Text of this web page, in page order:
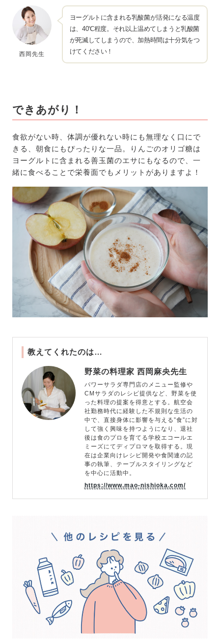
西岡先生
ヨーグルトに含まれる乳酸菌が活発になる温度
は、40℃程度。それ以上温めてしまうと乳酸菌
が死滅してしまうので、加熱時間は十分気をつ
けてください！
できあがり！
食欲がない時、体調が優れない時にも無理なく口にで
きる、朝食にもぴったりな一品。りんごのオリゴ糖は
ヨーグルトに含まれる善玉菌のエサにもなるので、一
緒に食べることで栄養面でもメリットがありますよ！
教えてくれたのは…
野菜の料理家 西岡麻央先生
パワーサラダ専門店のメニュー監修や
CMサラダのレシピ提供など、野菜を使
った料理の提案を得意とする。航空会
社勤務時代に経験した不規則な生活の
中で、直接身体に影響を与える”食”に対
して強く興味を持つようになり、退社
後は食のプロを育てる学校エコールエ
ミーズにてディプロマを取得する。現
在は企業向けレシピ開発や食関連の記
事の執筆、テーブルスタイリングなど
を中心に活動中。
https://www.mao-nishioka.com/